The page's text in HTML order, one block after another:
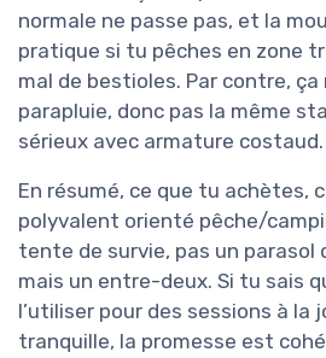
normale ne passe pas, et la
pratique si tu pêches en zone
mal de bestioles. Par contre,
parapluie, donc pas la même
sérieux avec armature costaud.
En résumé, ce que tu achètes,
polyvalent orienté pêche/
tente de survie, pas un parasol
mais un entre-deux. Si tu sais
l’utiliser pour des sessions à la
tranquille, la promesse est